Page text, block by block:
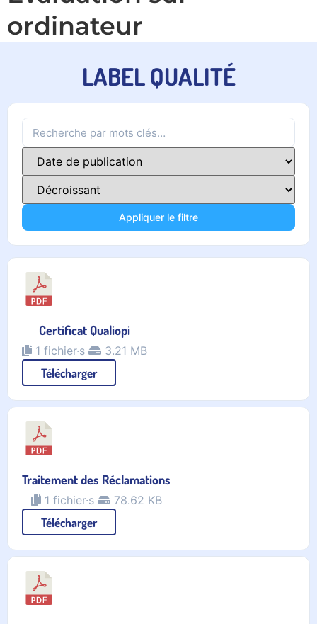
ordinateur
LABEL QUALITÉ
Appliquer le filtre
Certificat Qualiopi
1 fichier·s 3.21 MB
Télécharger
Traitement des Réclamations
1 fichier·s 78.62 KB
Télécharger